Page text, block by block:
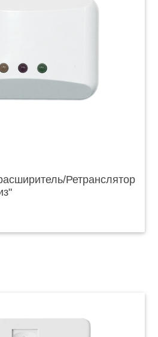
Ретранслятор